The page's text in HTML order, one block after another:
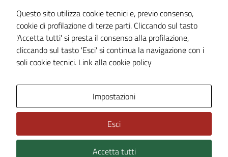
Cookie Policy
Note legali
Dichiarazione di accessibilità
Piano di miglioramento del sito
Technical Design s.r.l.
Questo sito utilizza cookie tecnici e, previo consenso,
cookie di profilazione di terze parti. Cliccando sul tasto
'Accetta tutti' si presta il consenso alla profilazione,
cliccando sul tasto 'Esci' si continua la navigazione con i
soli cookie tecnici. Link alla cookie policy
Impostazioni
Esci
Accetta tutti
dettagli) e
possono
essere
utilizzati
anche per la
La
disabilitazione
di questi
peggiore la
navigazione e